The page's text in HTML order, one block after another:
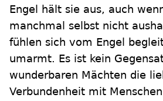
Engel hält sie aus, auch
manchmal selbst nicht
fühlen sich vom Engel
umarmt. Es ist kein
wunderbaren Mächten die
Verbundenheit mit